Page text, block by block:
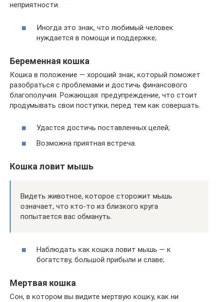
неприятности.
Иногда это знак, что любимый человек
нуждается в помощи и поддержке;
Беременная кошка
Кошка в положение — хороший знак, который поможет
разобраться с проблемами и достичь финансового
благополучия. Рожающая: предупреждение, что стоит
продумывать свои поступки, перед тем как совершать.
Удастся достичь поставленных целей;
Возможна приятная встреча.
Кошка ловит мышь
Видеть животное, которое сторожит мышь
означает, что кто-то из близкого круга
попытается вас обмануть.
Наблюдать как кошка ловит мышь — к
богатству, большой прибыли и славе;
Мертвая кошка
Сон, в котором вы видите мертвую кошку, как ни